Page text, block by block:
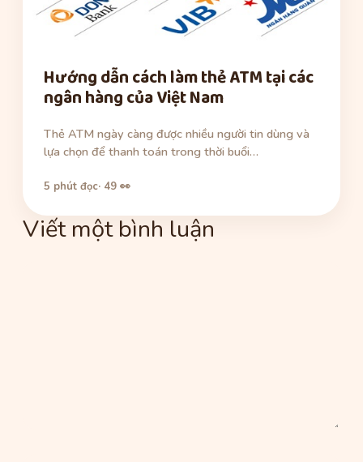
Hướng dẫn cách làm thẻ ATM tại các
ngân hàng của Việt Nam
Thẻ ATM ngày càng được nhiều người tin dùng và
lựa chọn để thanh toán trong thời buổi…
5 phút đọc· 49 👀
Viết một bình luận